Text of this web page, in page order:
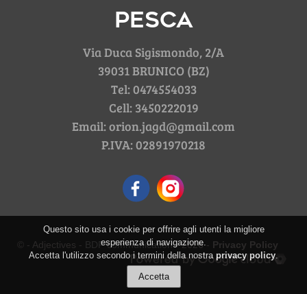
Pesca
Via Duca Sigismondo, 2/A
39031 BRUNICO (BZ)
Tel: 0474554033
Cell: 3450222019
Email: orion.jagd@gmail.com
P.IVA: 02891970218
© - Adjectives - BDF communication- 2026 - Privacy Policy
Questo sito usa i cookie per offrire agli utenti la migliore
esperienza di navigazione.
Accetta l'utilizzo secondo i termini della nostra privacy policy.